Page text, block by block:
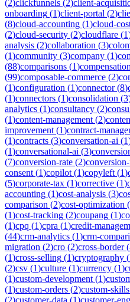
(2)clickfunnels (2)client-
onboarding (1)client-portal (2)
(8)cloud-accounting (1)cloud-
(2)cloud-security (2)cloudflare (1
analysis (2)collaboration (3)
(1)community (3)company (1)
(88)comparisons (1)compensation
(99)composable-commerce (2)
(1)configuration (1)connector(8)
(1)connectors (1)consolidation (3
analytics (1)consultancy (2)
(1)content-management (2)
improvement (1)contract-
(1)contracts (3)conversation-ai (1
(1)conversational-ai (3)
(7)conversion-rate (2)
consent (1)copilot (1)copyleft (1)
(5)corporate-tax (1)corrective (1)
accounting (1)cost-analysis (3)
comparison (2)cost-optimization (
(1)cost-tracking (2)coupang (1)
(1)cpq (1)cpra (1)credit-
(44)crm-analytics (1)crm-
migration (2)cro (2)cross-border(
(1)cross-selling (1)cryptography (
(2)csv (1)culture (1)currency (1)
(1)custom-development (1)
(1)custom-orders (2)custom-skills
(2)customer-data (1)customer-